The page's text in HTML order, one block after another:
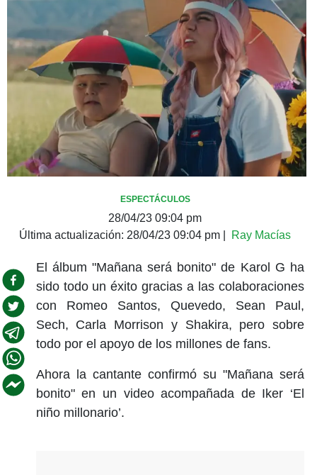
ESPECTÁCULOS
28/04/23 09:04 pm
Última actualización: 28/04/23 09:04 pm Ray Macías
El álbum "Mañana será bonito" de Karol G ha
sido todo un éxito gracias a las colaboraciones
con Romeo Santos, Quevedo, Sean Paul,
Sech, Carla Morrison y Shakira, pero sobre
todo por el apoyo de los millones de fans.
Ahora la cantante confirmó su "Mañana será
bonito" en un video acompañada de Iker ‘El
niño millonario’.